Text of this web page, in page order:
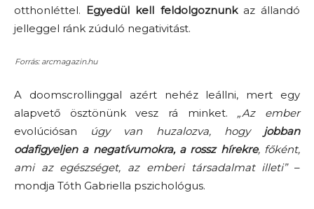
otthonléttel. Egyedül kell feldolgoznunkaz állandó
jelleggel ránk zúduló negativitást.
Forrás: arcmagazin.hu
A doomscrollinggal azért nehéz leállni, mert egy
alapvető ösztönünk vesz rá minket. „Az ember
evolúciósan úgy van huzalozva, hogy jobban
odafigyeljen a negatívumokra, a rossz hírekre, főként,
ami az egészséget, az emberi társadalmat illeti”–
mondja Tóth Gabriella pszichológus.